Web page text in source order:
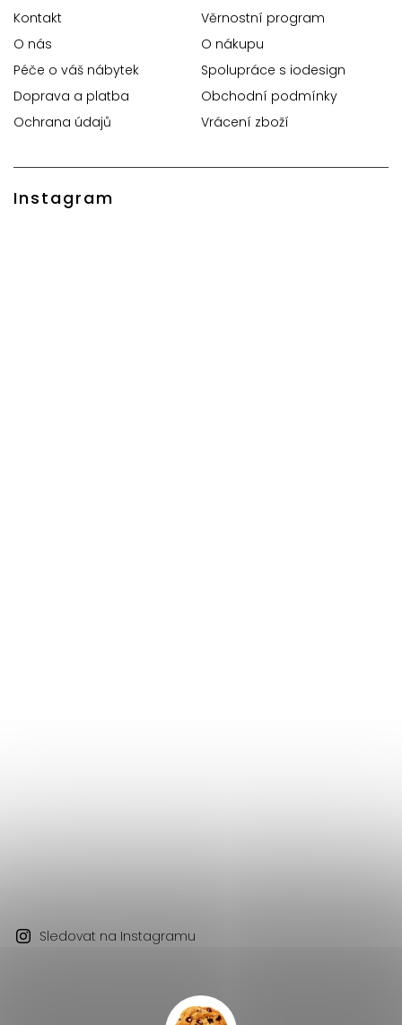
Kontakt
Věrnostní program
O nás
O nákupu
Péče o váš nábytek
Spolupráce s iodesign
Doprava a platba
Obchodní podmínky
Ochrana údajů
Vrácení zboží
Instagram
Sledovat na Instagramu